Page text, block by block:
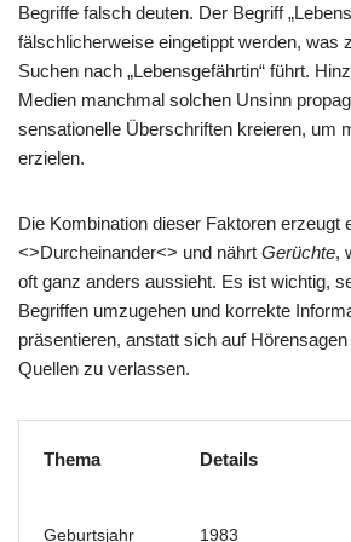
Begriffe falsch deuten. Der Begriff
fälschlicherweise eingetippt werden, was
Suchen nach „Lebensgefährtin“ führt.
Medien manchmal solchen Unsinn
sensationelle Überschriften kreieren, um
erzielen.
Die Kombination dieser Faktoren erzeugt
<>Durcheinander<> und nährt Gerüchte,
oft ganz anders aussieht. Es ist wichtig,
Begriffen umzugehen und korrekte
präsentieren, anstatt sich auf
Quellen zu verlassen.
Thema Details
Geburtsjahr 1983